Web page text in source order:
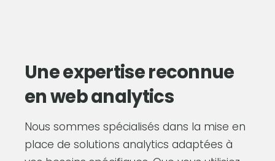
Une expertise reconnue
en web analytics
Nous sommes spécialisés dans la mise en
place de solutions analytics adaptées à